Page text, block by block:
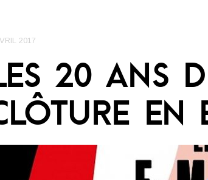
2017
20 ANS
EN